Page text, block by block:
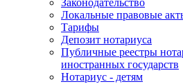
Законодательство
Локальные правовые
Тарифы
Депозит нотариуса
Публичные реестры
иностранных государств
Нотариус - детям